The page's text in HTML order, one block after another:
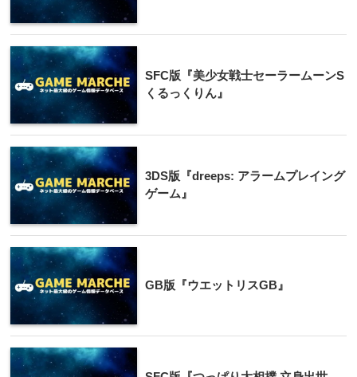
SFC版『美少女戦士セーラームーンS
くるっくりん』
3DS版『dreeps: アラームプレイング
ゲーム』
GB版『ウエットリスGB』